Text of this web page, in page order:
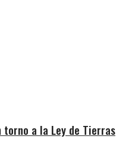
torno a la Ley de Tierras